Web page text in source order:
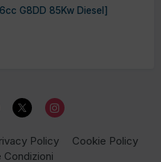
G8DD 85Kw Diesel]
Policy
Cookie Policy
Condizioni